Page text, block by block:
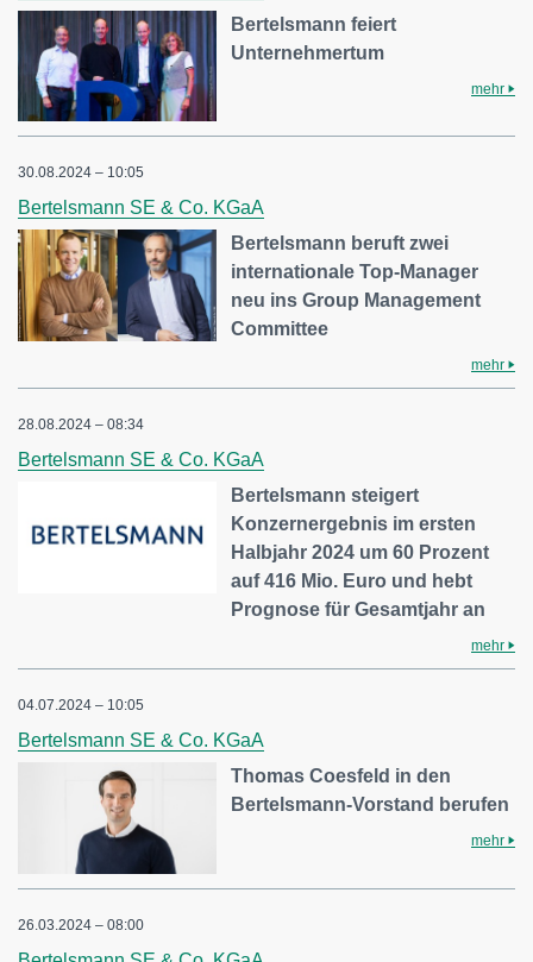
Bertelsmann feiert
Unternehmertum
mehr
30.08.2024 – 10:05
Bertelsmann SE & Co. KGaA
Bertelsmann beruft zwei
internationale Top-Manager
neu ins Group Management
Committee
mehr
28.08.2024 – 08:34
Bertelsmann SE & Co. KGaA
Bertelsmann steigert
Konzernergebnis im ersten
Halbjahr 2024 um 60 Prozent
auf 416 Mio. Euro und hebt
Prognose für Gesamtjahr an
mehr
04.07.2024 – 10:05
Bertelsmann SE & Co. KGaA
Thomas Coesfeld in den
Bertelsmann-Vorstand berufen
mehr
26.03.2024 – 08:00